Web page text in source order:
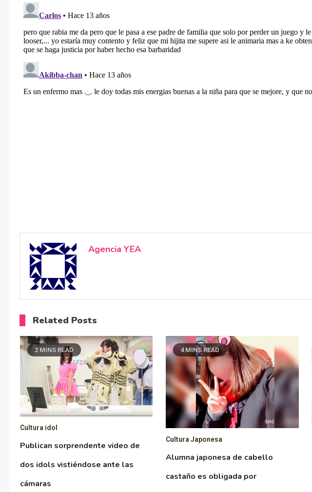
Agencia YEA
Related Posts
2 MINS READ
Cultura idol
Publican sorprendente video de
dos idols vistiéndose ante las
cámaras
4 MINS READ
Cultura Japonesa
Alumna japonesa de cabello
castaño es obligada por